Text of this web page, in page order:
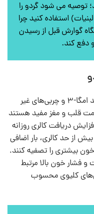
توصیه می شود گردو را
استفاده کنید چرا
گوارش قبل از رسیدن
دفع کند.
گردو یک منبع غنی از چربی‌های سالم مانند امگا-۳ و چربی‌های غیر
قلب و مغز مفید هستند
دریافت کالری روزانه
از حد کالری، بار اضافی
خون بیشتری را تصفیه کنند.
و فشار خون بالا مرتبط
کلیوی محسوب